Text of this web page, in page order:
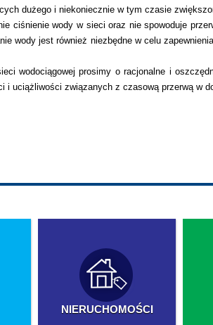
dużego i niekoniecznie w tym czasie
ciśnienie wody w sieci oraz nie spowoduje
wody jest również niezbędne w celu
wodociągowej prosimy o racjonalne i
i uciążliwości związanych z czasową przerwą w
NIERUCHOMOŚCI